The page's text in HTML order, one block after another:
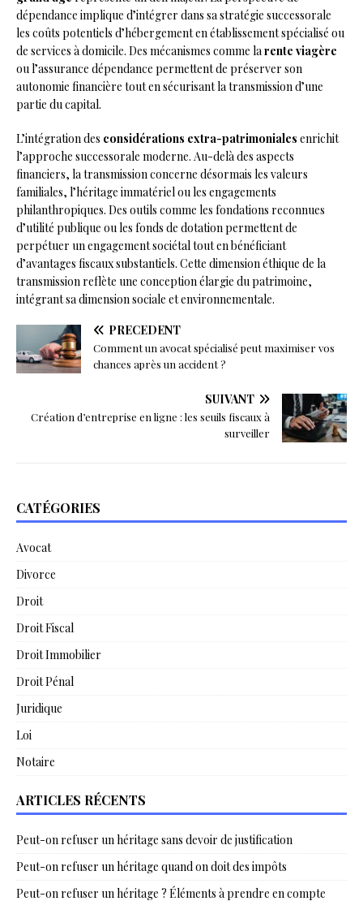
dépendance implique d’intégrer dans sa stratégie successorale
les coûts potentiels d’hébergement en établissement spécialisé ou
de services à domicile. Des mécanismes comme la rente viagère
ou l’assurance dépendance permettent de préserver son
autonomie financière tout en sécurisant la transmission d’une
partie du capital.
L’intégration des considérations extra-patrimoniales enrichit
l’approche successorale moderne. Au-delà des aspects
financiers, la transmission concerne désormais les valeurs
familiales, l’héritage immatériel ou les engagements
philanthropiques. Des outils comme les fondations reconnues
d’utilité publique ou les fonds de dotation permettent de
perpétuer un engagement sociétal tout en bénéficiant
d’avantages fiscaux substantiels. Cette dimension éthique de la
transmission reflète une conception élargie du patrimoine,
intégrant sa dimension sociale et environnementale.
PRÉCÉDENT
Comment un avocat spécialisé peut maximiser vos
chances après un accident ?
SUIVANT
Création d’entreprise en ligne : les seuils fiscaux à
surveiller
CATÉGORIES
Avocat
Divorce
Droit
Droit Fiscal
Droit Immobilier
Droit Pénal
Juridique
Loi
Notaire
ARTICLES RÉCENTS
Peut-on refuser un héritage sans devoir de justification
Peut-on refuser un héritage quand on doit des impôts
Peut-on refuser un héritage ? Éléments à prendre en compte